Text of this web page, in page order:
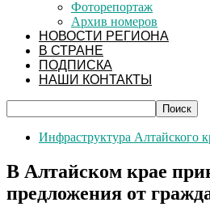
Фоторепортаж
Архив номеров
НОВОСТИ РЕГИОНА
В СТРАНЕ
ПОДПИСКА
НАШИ КОНТАКТЫ
Инфраструктура Алтайского
В Алтайском крае
предложения от